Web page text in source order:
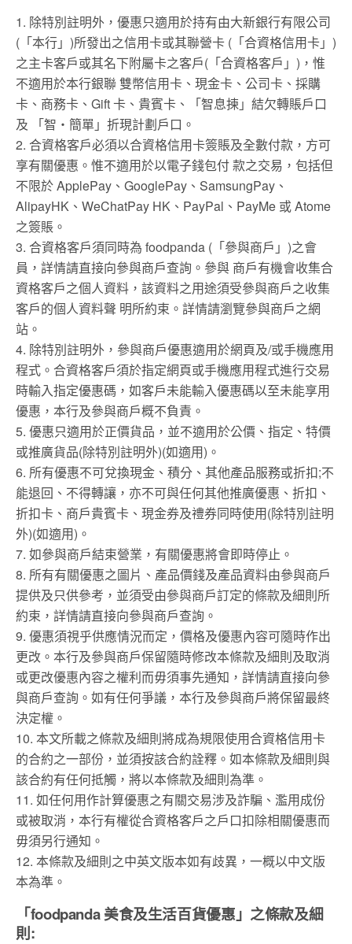
1. 除特別註明外，優惠只適用於持有由大新銀行有限公司
(「本行」)所發出之信用卡或其聯營卡 (「合資格信用卡」)
之主卡客戶或其名下附屬卡之客戶(「合資格客戶」)，惟
不適用於本行銀聯 雙幣信用卡、現金卡、公司卡、採購
卡、商務卡、Gift 卡、貴賓卡、「智息揀」結欠轉賬戶口
及 「智‧簡單」折現計劃戶口。
2. 合資格客戶必須以合資格信用卡簽賬及全數付款，方可
享有關優惠。惟不適用於以電子錢包付 款之交易，包括但
不限於 ApplePay、GooglePay、SamsungPay、
AlipayHK、WeChatPay HK、PayPal、PayMe 或 Atome
之簽賬。
3. 合資格客戶須同時為 foodpanda (「參與商戶」)之會
員，詳情請直接向參與商戶查詢。參與 商戶有機會收集合
資格客戶之個人資料，該資料之用途須受參與商戶之收集
客戶的個人資料聲 明所約束。詳情請瀏覽參與商戶之網
站。
4. 除特別註明外，參與商戶優惠適用於網頁及/或手機應用
程式。合資格客戶須於指定網頁或手機應用程式進行交易
時輸入指定優惠碼，如客戶未能輸入優惠碼以至未能享用
優惠，本行及參與商戶概不負責。
5. 優惠只適用於正價貨品，並不適用於公價、指定、特價
或推廣貨品(除特別註明外)(如適用)。
6. 所有優惠不可兌換現金、積分、其他產品服務或折扣;不
能退回、不得轉讓，亦不可與任何其他推廣優惠、折扣、
折扣卡、商戶貴賓卡、現金券及禮券同時使用(除特別註明
外)(如適用)。
7. 如參與商戶結束營業，有關優惠將會即時停止。
8. 所有有關優惠之圖片、產品價錢及產品資料由參與商戶
提供及只供參考，並須受由參與商戶訂定的條款及細則所
約束，詳情請直接向參與商戶查詢。
9. 優惠須視乎供應情況而定，價格及優惠內容可隨時作出
更改。本行及參與商戶保留隨時修改本條款及細則及取消
或更改優惠內容之權利而毋須事先通知，詳情請直接向參
與商戶查詢。如有任何爭議，本行及參與商戶將保留最終
決定權。
10. 本文所載之條款及細則將成為規限使用合資格信用卡
的合約之一部份，並須按該合約詮釋。如本條款及細則與
該合約有任何抵觸，將以本條款及細則為準。
11. 如任何用作計算優惠之有關交易涉及詐騙、濫用成份
或被取消，本行有權從合資格客戶之戶口扣除相關優惠而
毋須另行通知。
12. 本條款及細則之中英文版本如有歧異，一概以中文版
本為準。
「foodpanda 美食及生活百貨優惠」之條款及細
則: